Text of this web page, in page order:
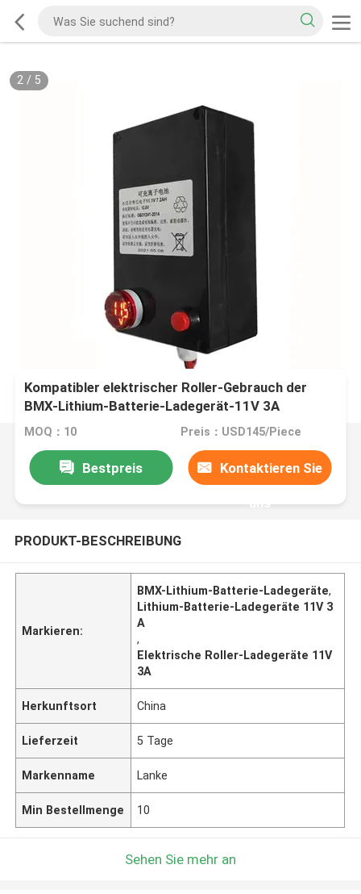
2/ 5
Kompatibler elektrischer Roller-Gebrauch der
BMX-Lithium-Batterie-Ladegerät-11V 3A
MOQ：10 Preis：USD145/Piece
Bestpreis Kontaktieren Sie
uns
PRODUKT-BESCHREIBUNG
Markieren:
BMX-Lithium-Batterie-Ladegeräte,
Lithium-Batterie-Ladegeräte 11V 3
A
,
Elektrische Roller-Ladegeräte 11V
3A
Herkunftsort China
Lieferzeit 5 Tage
Markenname Lanke
Min Bestellmenge 10
Sehen Sie mehr an